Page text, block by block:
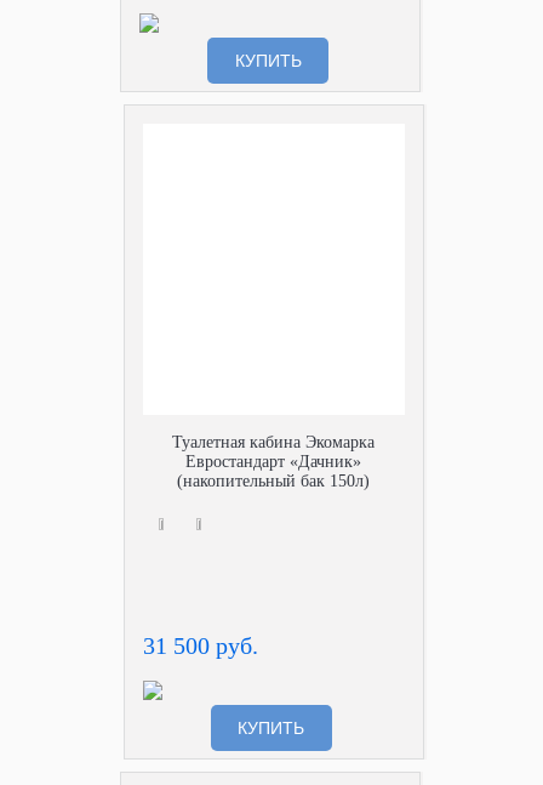
КУПИТЬ
Туалетная кабина Экомарка
Евростандарт «Дачник»
(накопительный бак 150л)
31 500 руб.
КУПИТЬ